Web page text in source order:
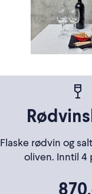
Flaske rødvin og
oliven. Inntil 4